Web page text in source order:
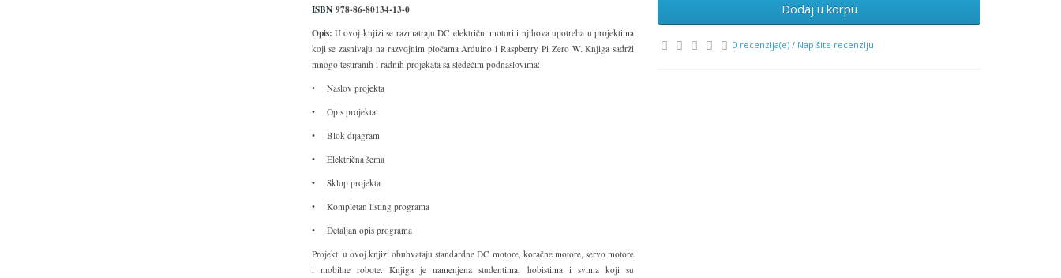
ISBN 978-86-80134-13-0
Opis: U ovoj knjizi se razmatraju DC električni motori i njihova upotreba u projektima
koji se zasnivaju na razvojnim pločama Arduino i Raspberry Pi Zero W. Knjiga sadrži
mnogo testiranih i radnih projekata sa sledećim podnaslovima:
• Naslov projekta
• Opis projekta
• Blok dijagram
• Električna šema
• Sklop projekta
• Kompletan listing programa
• Detaljan opis programa
Projekti u ovoj knjizi obuhvataju standardne DC motore, koračne motore, servo motore
i mobilne robote. Knjiga je namenjena studentima, hobistima i svima koji su
Dodaj u korpu
0 recenzija(e) / Napišite recenziju